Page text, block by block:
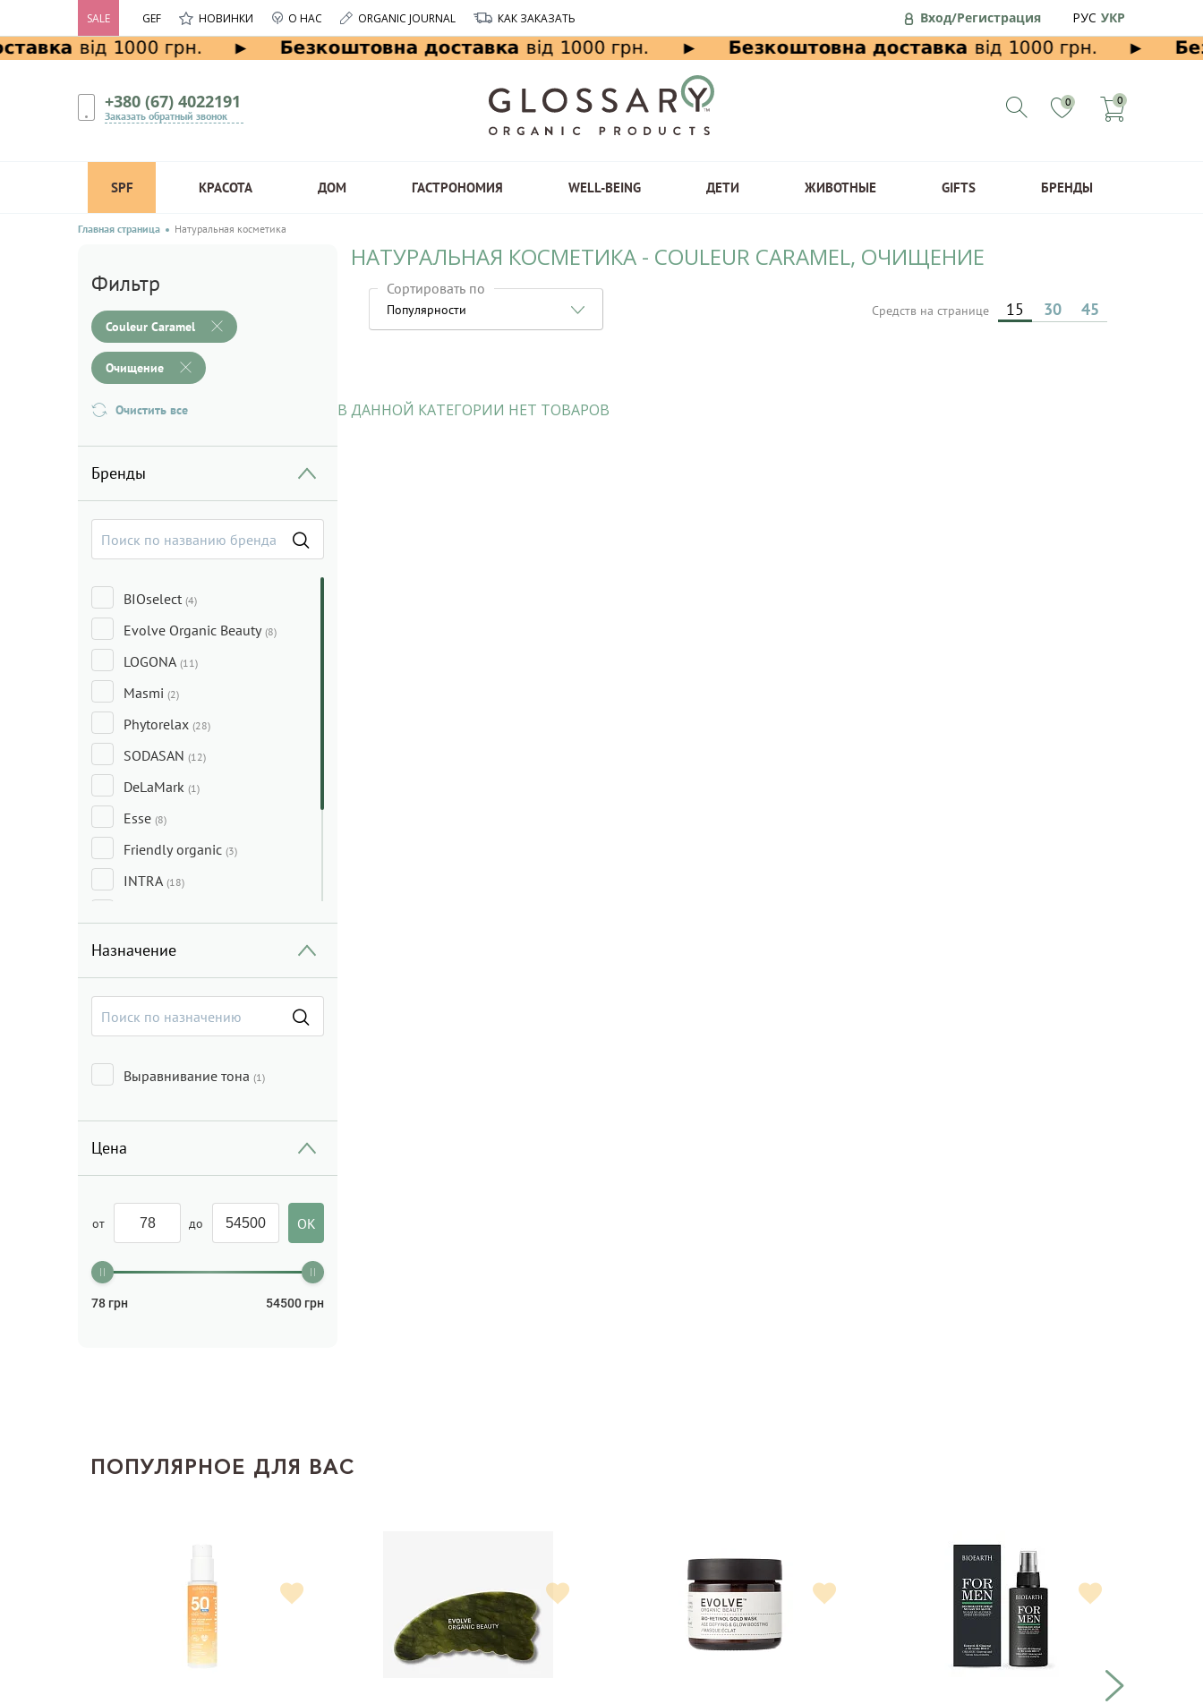
SALE GEF НОВИНКИ О НАС ORGANIC JOURNAL КАК ЗАКАЗАТЬ Вход/Регистрация РУС УКР
+380 (67) 4022191
Заказать обратный звонок
0 0
SPF КРАСОТА ДОМ ГАСТРОНОМИЯ WELL-BEING ДЕТИ ЖИВОТНЫЕ GIFTS БРЕНДЫ
Главная страница Натуральная косметика
Фильтр
Couleur Caramel
Очищение
Очистить все
Бренды
BIOselect (4)
Evolve Organic Beauty (8)
LOGONA (11)
Masmi (2)
Phytorelax (28)
SODASAN (12)
DeLaMark (1)
Esse (8)
Friendly organic (3)
INTRA (18)
One Thing
Too Fruit(1)
Назначение
Выравнивание тона (1)
Цена
от до
78 грн 54500 грн
НАТУРАЛЬНАЯ КОСМЕТИКА - COULEUR CARAMEL, ОЧИЩЕНИЕ
Сортировать по
Популярности Средств на странице 15 30 45
В ДАННОЙ КАТЕГОРИИ НЕТ ТОВАРОВ
ПОПУЛЯРНОЕ ДЛЯ ВАС